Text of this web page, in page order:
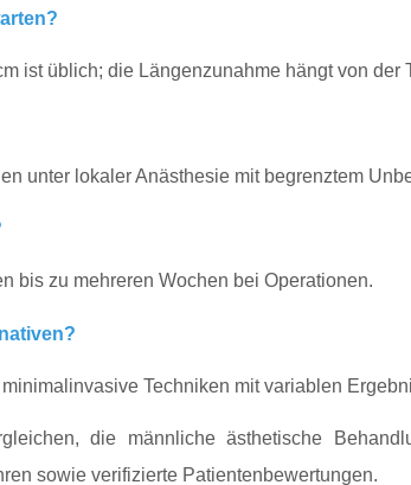
ist üblich; die Längenzunahme hängt von der
unter lokaler Anästhesie mit begrenztem
bis zu mehreren Wochen bei Operationen.
Techniken mit variablen
die männliche ästhetische
sowie verifizierte Patientenbewertungen.